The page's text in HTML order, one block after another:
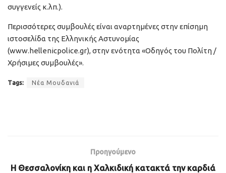
συγγενείς κ.λπ.).
Περισσότερες συμβουλές είναι αναρτημένες στην επίσημη
ιστοσελίδα της Ελληνικής Αστυνομίας
(www.hellenicpolice.gr), στην ενότητα «Οδηγός του Πολίτη /
Χρήσιμες συμβουλές».
Tags: Νέα Μουδανιά
Προηγούμενο
Η Θεσσαλονίκη και η Χαλκιδική κατακτά την καρδιά